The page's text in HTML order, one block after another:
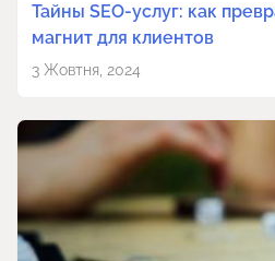
Тайны SEO-услуг: как
магнит для клиентов
3 Жовтня, 2024